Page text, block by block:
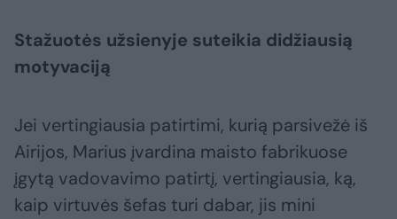
Stažuotės užsienyje suteikia didžiausią
motyvaciją
Jei vertingiausia patirtimi, kurią parsivežė iš
Airijos, Marius įvardina maisto fabrikuose
įgytą vadovavimo patirtį, vertingiausia, ką,
kaip virtuvės šefas turi dabar, jis mini